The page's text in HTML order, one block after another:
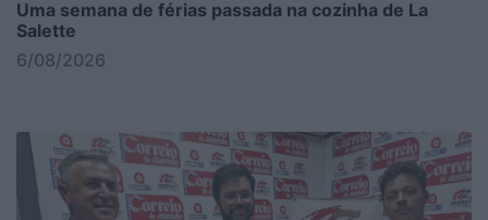
Uma semana de férias passada na cozinha de La
Salette
6/08/2026